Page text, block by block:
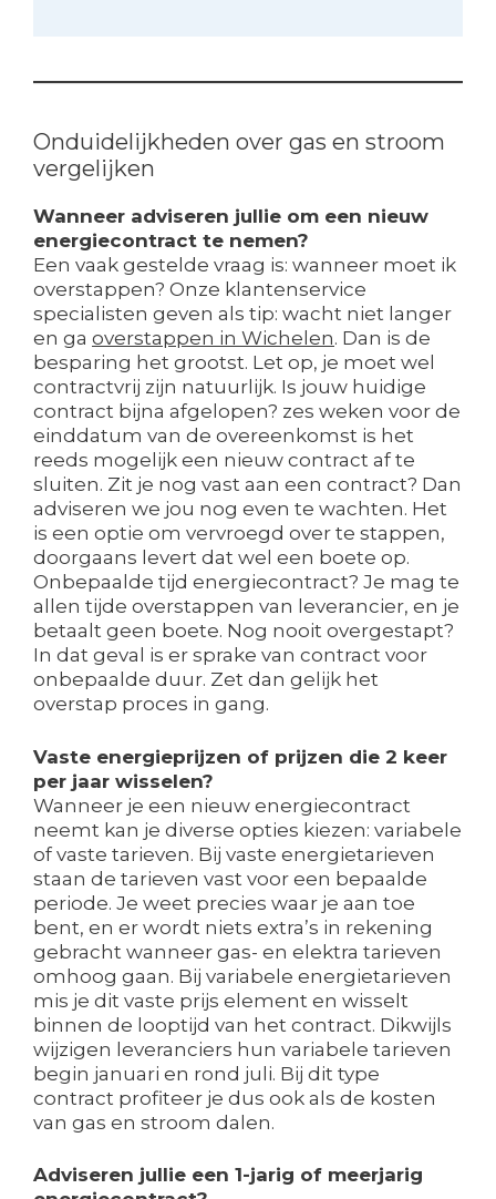
Onduidelijkheden over gas en stroom
vergelijken
Wanneer adviseren jullie om een nieuw
energiecontract te nemen?
Een vaak gestelde vraag is: wanneer moet ik
overstappen? Onze klantenservice
specialisten geven als tip: wacht niet langer
en ga overstappen in Wichelen. Dan is de
besparing het grootst. Let op, je moet wel
contractvrij zijn natuurlijk. Is jouw huidige
contract bijna afgelopen? zes weken voor de
einddatum van de overeenkomst is het
reeds mogelijk een nieuw contract af te
sluiten. Zit je nog vast aan een contract? Dan
adviseren we jou nog even te wachten. Het
is een optie om vervroegd over te stappen,
doorgaans levert dat wel een boete op.
Onbepaalde tijd energiecontract? Je mag te
allen tijde overstappen van leverancier, en je
betaalt geen boete. Nog nooit overgestapt?
In dat geval is er sprake van contract voor
onbepaalde duur. Zet dan gelijk het
overstap proces in gang.
Vaste energieprijzen of prijzen die 2 keer
per jaar wisselen?
Wanneer je een nieuw energiecontract
neemt kan je diverse opties kiezen: variabele
of vaste tarieven. Bij vaste energietarieven
staan de tarieven vast voor een bepaalde
periode. Je weet precies waar je aan toe
bent, en er wordt niets extra’s in rekening
gebracht wanneer gas- en elektra tarieven
omhoog gaan. Bij variabele energietarieven
mis je dit vaste prijs element en wisselt
binnen de looptijd van het contract. Dikwijls
wijzigen leveranciers hun variabele tarieven
begin januari en rond juli. Bij dit type
contract profiteer je dus ook als de kosten
van gas en stroom dalen.
Adviseren jullie een 1-jarig of meerjarig